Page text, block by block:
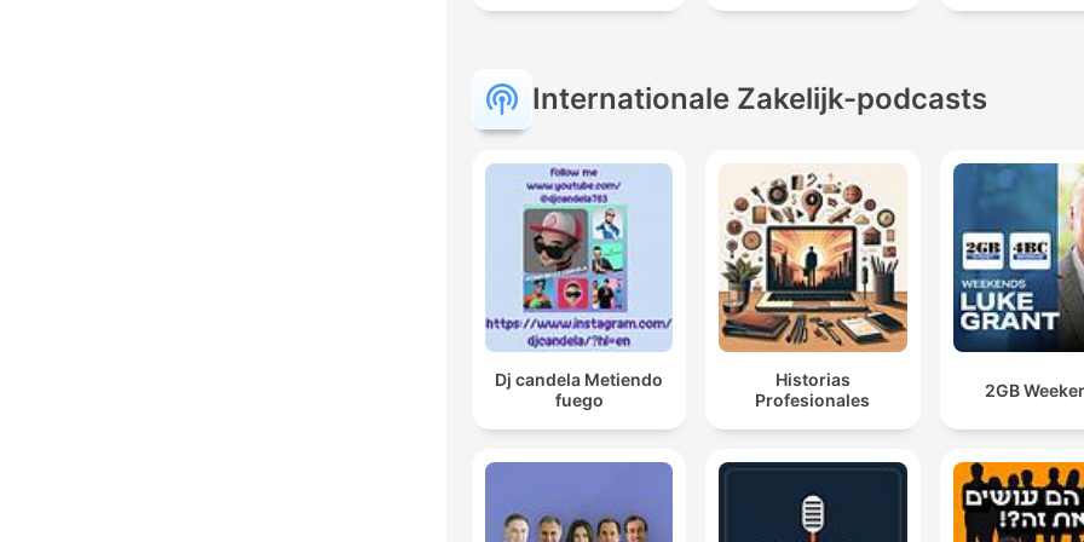
Internationale Zakelijk-podcasts
Dj candela Metiendo
fuego
Historias
Profesionales
2GB